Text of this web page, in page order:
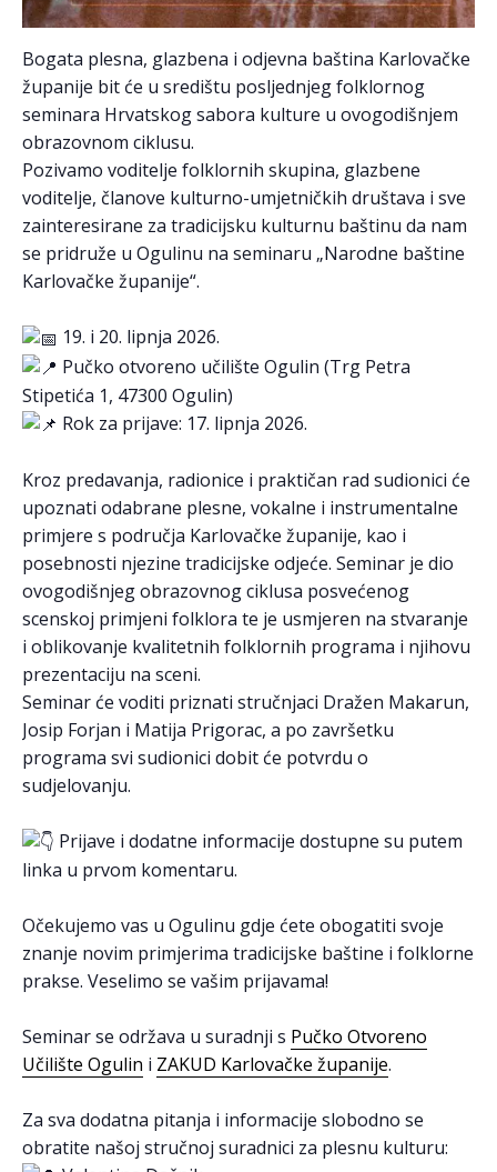
Bogata plesna, glazbena i odjevna baština Karlovačke
županije bit će u središtu posljednjeg folklornog
seminara Hrvatskog sabora kulture u ovogodišnjem
obrazovnom ciklusu.
Pozivamo voditelje folklornih skupina, glazbene
voditelje, članove kulturno-umjetničkih društava i sve
zainteresirane za tradicijsku kulturnu baštinu da nam
se pridruže u Ogulinu na seminaru „Narodne baštine
Karlovačke županije“.
19. i 20. lipnja 2026.
Pučko otvoreno učilište Ogulin (Trg Petra
Stipetića 1, 47300 Ogulin)
Rok za prijave: 17. lipnja 2026.
Kroz predavanja, radionice i praktičan rad sudionici će
upoznati odabrane plesne, vokalne i instrumentalne
primjere s područja Karlovačke županije, kao i
posebnosti njezine tradicijske odjeće. Seminar je dio
ovogodišnjeg obrazovnog ciklusa posvećenog
scenskoj primjeni folklora te je usmjeren na stvaranje
i oblikovanje kvalitetnih folklornih programa i njihovu
prezentaciju na sceni.
Seminar će voditi priznati stručnjaci Dražen Makarun,
Josip Forjan i Matija Prigorac, a po završetku
programa svi sudionici dobit će potvrdu o
sudjelovanju.
Prijave i dodatne informacije dostupne su putem
linka u prvom komentaru.
Očekujemo vas u Ogulinu gdje ćete obogatiti svoje
znanje novim primjerima tradicijske baštine i folklorne
prakse. Veselimo se vašim prijavama!
Seminar se održava u suradnji s Pučko Otvoreno
Učilište Ogulin i ZAKUD Karlovačke županije.
Za sva dodatna pitanja i informacije slobodno se
obratite našoj stručnoj suradnici za plesnu kulturu: